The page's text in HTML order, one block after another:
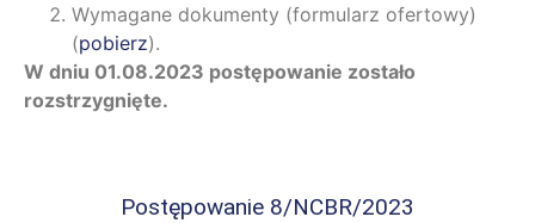
Wymagane dokumenty (formularz ofertowy)
(pobierz).
W dniu 01.08.2023 postępowanie zostało
rozstrzygnięte.
Postępowanie 8/NCBR/2023